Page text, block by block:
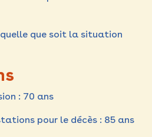
que soit la situation
: 70 ans
pour le décès : 85 ans